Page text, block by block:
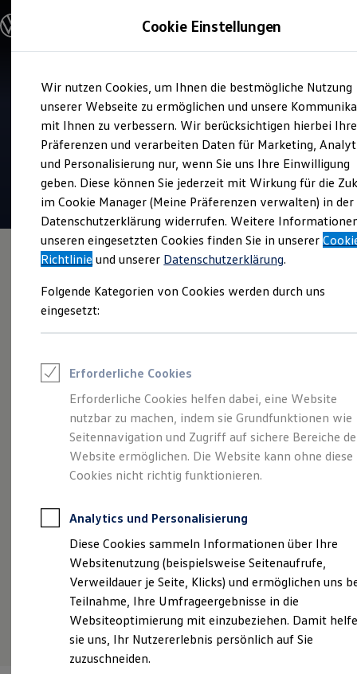
Hauptinhalt
springen
Footer
springen
Modelle und Konfigurator
Modelle vergleichen
Elektroautos
ENERGY Sondermodelle
Nutzfahrzeuge
SUV und CUV
Familienautos
Kombis
Kompaktwagen
Sportwagen
Schnell verfügbare Fahrzeuge
Angebote und Produkte
Aktuelle Angebote
E-Auto-Förderung
Volkswagen Marktplatz
Junge Gebrauchtwagen und Gebrauchtwagen
Volkswagen Zertifizierte Gebrauchtwagen
Zubehör- und Serviceangebote
Leasing
Leasing-Angebote
Gebrauchtwagen Leasing
Junge Gebrauchtwagen-Leasing
Elektroauto Leasing
Kleinwagen-Leasing
Leasing ohne Anzahlung
Finanzierung
Kfz-Versicherung
Restschuldversicherungen
Garantien
Wartungsverträge
Geschäftskunden
Professional Class bei Volkswagen
Großkunden
Behörden
Direktkunden
Sonderfahrzeuge
Anpfiff zum Gewinn
Verkauf und Service
Autohaus Siemon Ibbenbüren
4.7| 268 Bewertungen
Angebot gültig bis 30.09.2026
So geht neu. Der neue ID.3 Neo.
Ab 209,00 €mtl. leasen für Privatkunden | 6.000,00
€ Sonderzahlung | 48 Monate Laufzeit | Jährliche
Fahrleistung: 10.000 km
Details ansehen
Cookie Einstellungen
Wir nutzen Cookies, um Ihnen die bestmögliche Nutzung
unserer Webseite zu ermöglichen und unsere
mit Ihnen zu verbessern. Wir berücksichtigen hierbei Ihre
Präferenzen und verarbeiten Daten für Marketing,
und Personalisierung nur, wenn Sie uns Ihre Einwilligung
geben. Diese können Sie jederzeit mit Wirkung für die
im Cookie Manager (Meine Präferenzen verwalten) in der
Datenschutzerklärung widerrufen. Weitere
unseren eingesetzten Cookies finden Sie in unserer
Richtlinie und unserer Datenschutzerklärung.
Folgende Kategorien von Cookies werden durch uns
eingesetzt:
Erforderliche Cookies
Erforderliche Cookies helfen dabei, eine Website
nutzbar zu machen, indem sie Grundfunktionen wie
Seitennavigation und Zugriff auf sichere Bereiche
Website ermöglichen. Die Website kann ohne diese
Cookies nicht richtig funktionieren.
Analytics und Personalisierung
Diese Cookies sammeln Informationen über Ihre
Websitenutzung (beispielsweise Seitenaufrufe,
Verweildauer je Seite, Klicks) und ermöglichen uns
Teilnahme, Ihre Umfrageergebnisse in die
Websiteoptimierung mit einzubeziehen. Damit
sie uns, Ihr Nutzererlebnis persönlich auf Sie
zuzuschneiden.